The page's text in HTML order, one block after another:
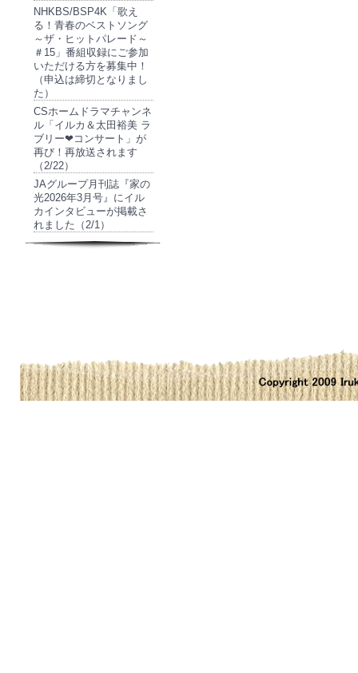
NHKBS/BSP4K「歌え
る！青春のベストソング
～ザ・ヒットパレード～
＃15」番組収録にご参加
いただける方を募集中！
（申込は締切となりまし
た）
CSホームドラマチャンネ
ル「イルカ＆太田裕美 ラ
ブリー❤コンサート」が
再び！再放送されます
（2/22）
JAグループ月刊誌『家の
光2026年3月号』にイル
カインタビューが掲載さ
れました（2/1）